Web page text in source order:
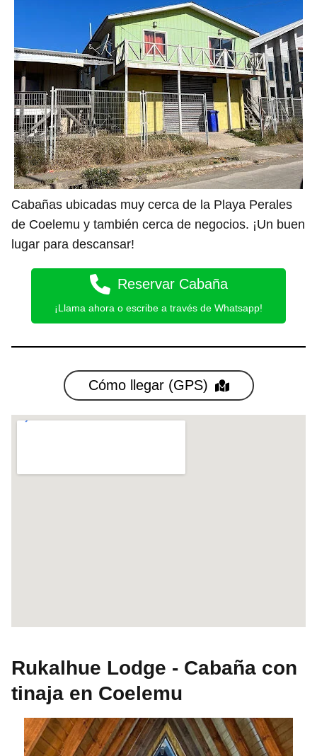
Cabañas ubicadas muy cerca de la Playa Perales
de Coelemu y también cerca de negocios. ¡Un buen
lugar para descansar!
Reservar Cabaña
¡Llama ahora o escribe a través de Whatsapp!
Cómo llegar (GPS)
Rukalhue Lodge - Cabaña con
tinaja en Coelemu